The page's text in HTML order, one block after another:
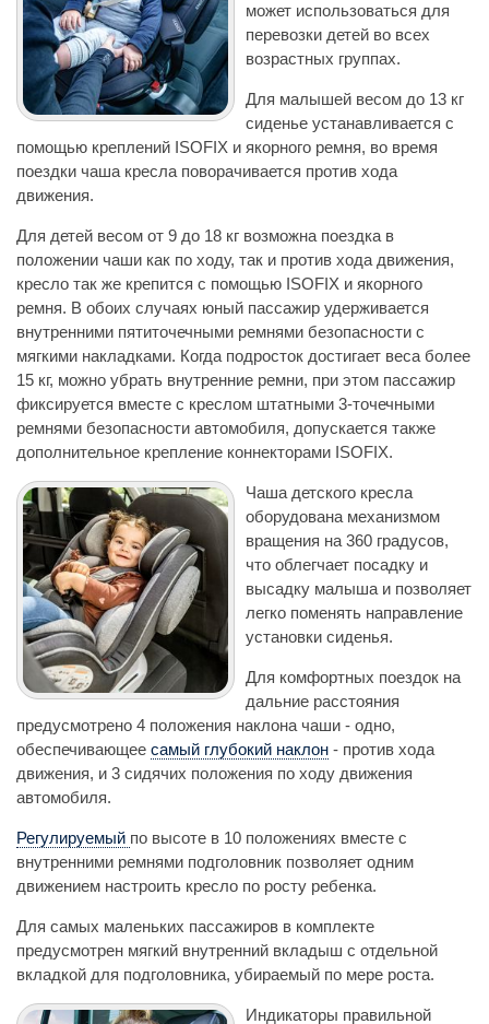
может использоваться для
перевозки детей во всех
возрастных группах.
Для малышей весом до 13 кг
сиденье устанавливается с
помощью креплений ISOFIX и якорного ремня, во время
поездки чаша кресла поворачивается против хода
движения.
Для детей весом от 9 до 18 кг возможна поездка в
положении чаши как по ходу, так и против хода движения,
кресло так же крепится с помощью ISOFIX и якорного
ремня. В обоих случаях юный пассажир удерживается
внутренними пятиточечными ремнями безопасности с
мягкими накладками. Когда подросток достигает веса более
15 кг, можно убрать внутренние ремни, при этом пассажир
фиксируется вместе с креслом штатными 3-точечными
ремнями безопасности автомобиля, допускается также
дополнительное крепление коннекторами ISOFIX.
Чаша детского кресла
оборудована механизмом
вращения на 360 градусов,
что облегчает посадку и
высадку малыша и позволяет
легко поменять направление
установки сиденья.
Для комфортных поездок на
дальние расстояния
предусмотрено 4 положения наклона чаши - одно,
обеспечивающее самый глубокий наклон - против хода
движения, и 3 сидячих положения по ходу движения
автомобиля.
Регулируемый по высоте в 10 положениях вместе с
внутренними ремнями подголовник позволяет одним
движением настроить кресло по росту ребенка.
Для самых маленьких пассажиров в комплекте
предусмотрен мягкий внутренний вкладыш с отдельной
вкладкой для подголовника, убираемый по мере роста.
Индикаторы правильной